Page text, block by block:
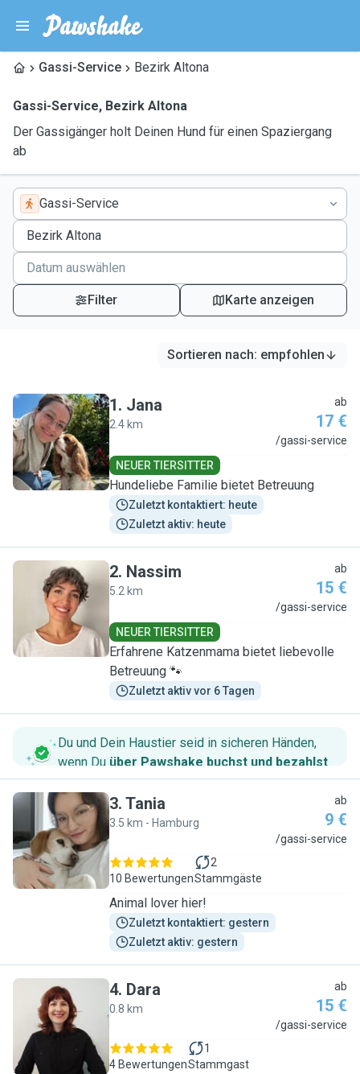
Gassi-Service Bezirk Altona
Gassi-Service, Bezirk Altona
Der Gassigänger holt Deinen Hund für einen Spaziergang
ab
Gassi-Service
Filter Karte anzeigen
Sortieren nach: empfohlen
J
1. Jana
2.4 km
ab
17 €
/gassi-service
NEUER TIERSITTER
Hundeliebe Familie bietet Betreuung
Zuletzt kontaktiert: heute
Zuletzt aktiv: heute
N
2. Nassim
5.2 km
ab
15 €
/gassi-service
NEUER TIERSITTER
Erfahrene Katzenmama bietet liebevolle
Betreuung 🐾
Zuletzt aktiv vor 6 Tagen
Du und Dein Haustier seid in sicheren Händen,
wenn Du über Pawshake buchst und bezahlst.
T
3. Tania
3.5 km - Hamburg
ab
9 €
/gassi-service
10 Bewertungen
2
Stammgäste
Animal lover hier!
Zuletzt kontaktiert: gestern
Zuletzt aktiv: gestern
D
4. Dara
0.8 km
ab
15 €
/gassi-service
4 Bewertungen
1
Stammgast